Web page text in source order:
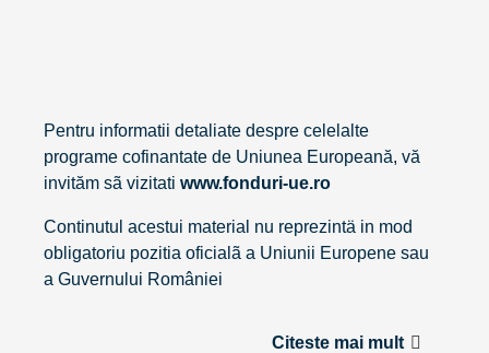
Pentru informatii detaliate despre celelalte
programe cofinantate de Uniunea Europeană, vă
invităm sã vizitati www.fonduri-ue.ro
Continutul acestui material nu reprezintä in mod
obligatoriu pozitia oficialã a Uniunii Europene sau
a Guvernului României
Citeste mai mult